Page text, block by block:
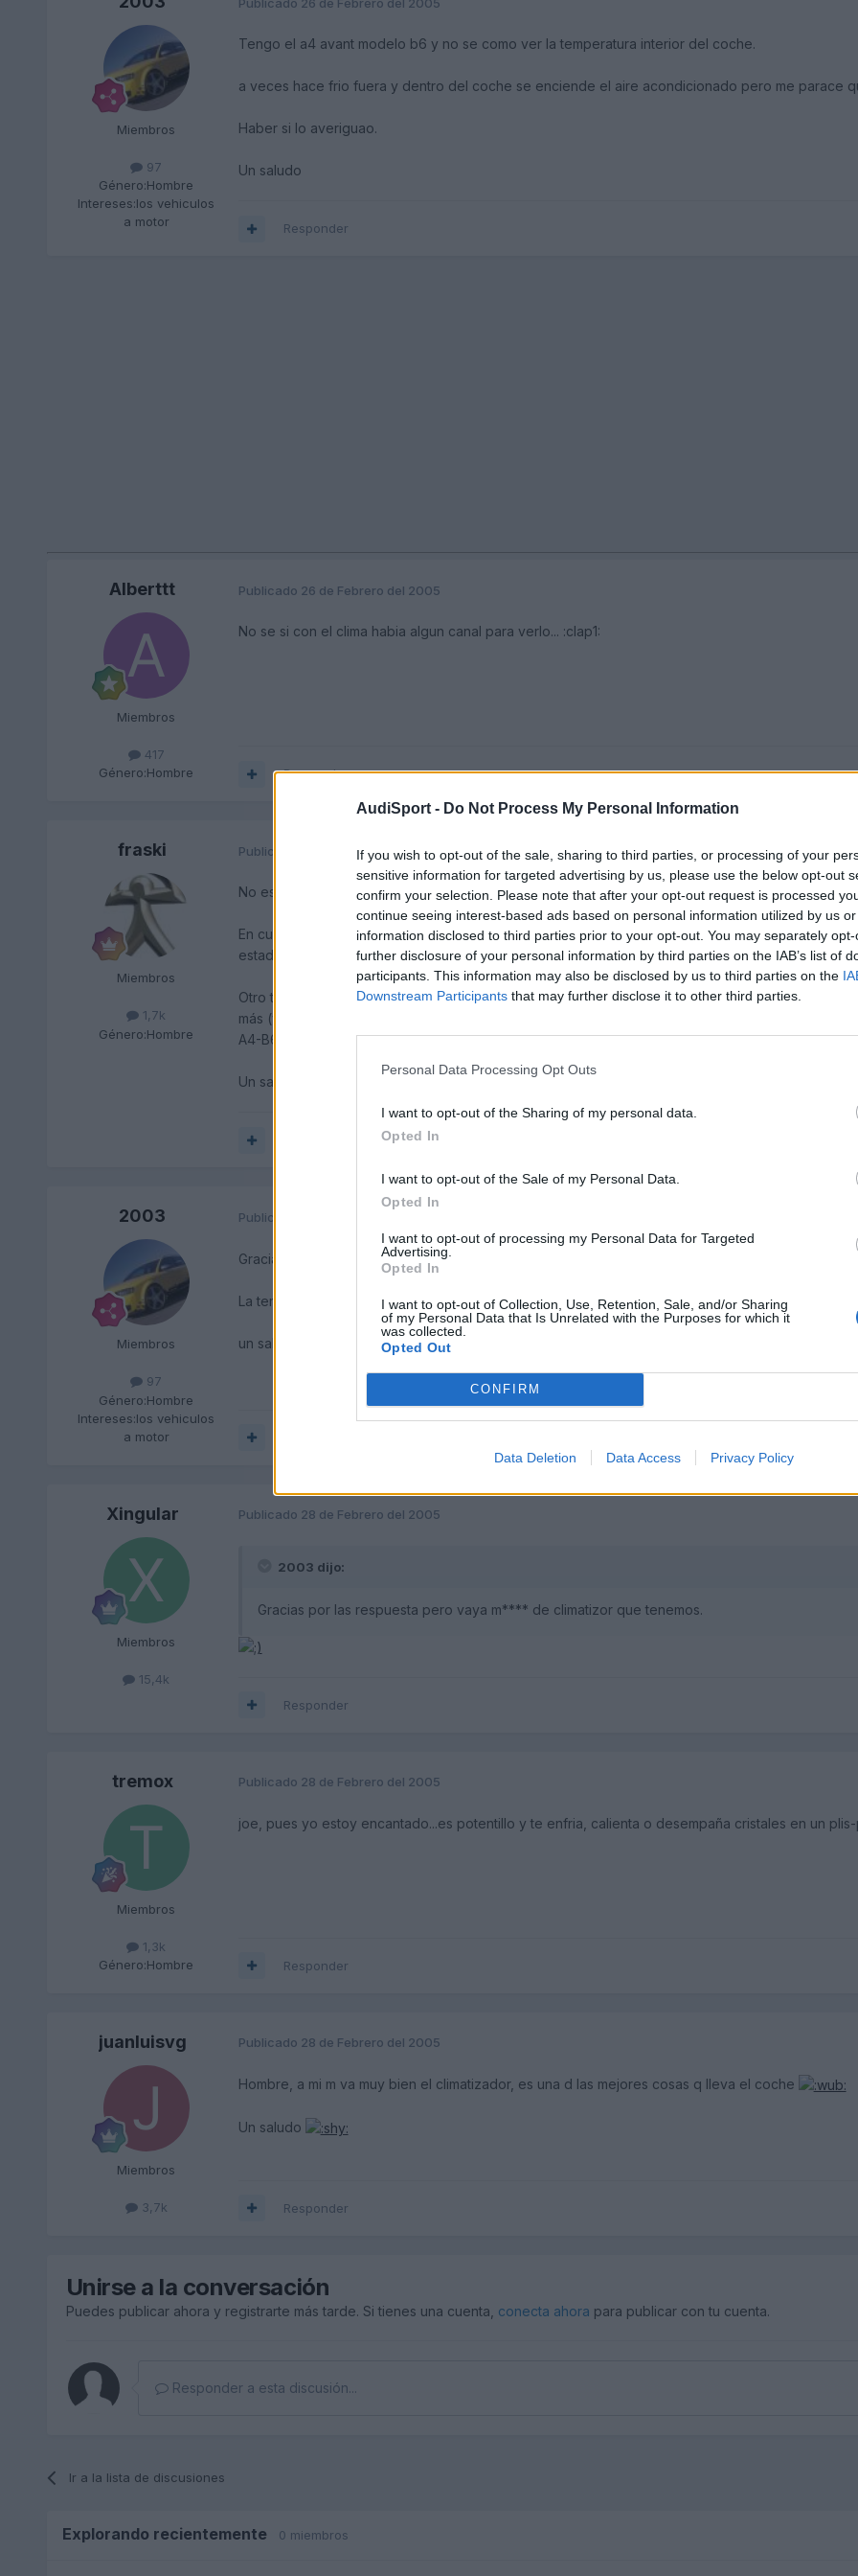
AudiSport - Do Not Process My Personal Information
If you wish to opt-out of the sale, sharing to third parties, or processing of your
sensitive information for targeted advertising by us, please use the below opt-out
confirm your selection. Please note that after your opt-out request is processed
continue seeing interest-based ads based on personal information utilized by us
information disclosed to third parties prior to your opt-out. You may separately
further disclosure of your personal information by third parties on the IAB’s list of
participants. This information may also be disclosed by us to third parties on the
Downstream Participants that may further disclose it to other third parties.
Personal Data Processing Opt Outs
I want to opt-out of the Sharing of my personal data.
Opted In
I want to opt-out of the Sale of my Personal Data.
Opted In
I want to opt-out of processing my Personal Data for Targeted
Advertising.
Opted In
I want to opt-out of Collection, Use, Retention, Sale, and/or Sharing
of my Personal Data that Is Unrelated with the Purposes for which it
was collected.
Opted Out
CONFIRM
Data Deletion Data Access Privacy Policy
Miembros
97
Género:Hombre
Intereses:los vehiculos
a motor
Tengo el a4 avant modelo b6 y no se como ver la temperatura interior del coche.
a veces hace frio fuera y dentro del coche se enciende el aire acondicionado pero me parace
Haber si lo averiguao.
Un saludo
Responder
Alberttt
Miembros
417
Género:Hombre
Publicado 26 de Febrero del 2005
No se si con el clima habia algun canal para verlo... :clap1:
Responder
fraski
Miembros
1,7k
Género:Hombre
Publicado 26 de Febrero del 2005
No es posible saber la temperatura interior de un A4-B6 si no usas un termómetro ambiental,
En cuanto al encendido del A.A., por supuesto que es por la temperatura interior: si le pides por
estado al sol), te saldrá aire frio para conseguirlos, aunque fuera estes por ejemplo a 10.
Otro tema aparte es que el sistema emplea unos algoritmos bastante complejos, donde entran
más (velocidad del coche, rpm, posición del sol, etc.), y el resultado final es bastante más
A4-B6 (como el mio), en el que se suele obtener una temperatura interior unos 4 a 6 grados
Un saludo,
2003
Miembros
97
Género:Hombre
Intereses:los vehiculos
a motor
Publicado
Gracias por las respuesta pero vaya m**** de climatizor que tenemos.
La temperatura tendria que ser equivalente con la del exterior.
un saludo
Xingular
Miembros
15,4k
Publicado 28 de Febrero del 2005
2003 dijo:
Gracias por las respuesta pero vaya m**** de climatizor que tenemos.
Responder
tremox
Miembros
1,3k
Género:Hombre
Publicado 28 de Febrero del 2005
joe, pues yo estoy encantado...es potentillo y te enfria, calienta o desempaña cristales en un plis-
Responder
juanluisvg
Miembros
3,7k
Publicado 28 de Febrero del 2005
Hombre, a mi m va muy bien el climatizador, es una d las mejores cosas q lleva el coche
Un saludo
Responder
Unirse a la conversación
Puedes publicar ahora y registrarte más tarde. Si tienes una cuenta, conecta ahora para publicar con tu cuenta.
Responder a esta discusión...
Ir a la lista de discusiones
Explorando recientemente 0 miembros